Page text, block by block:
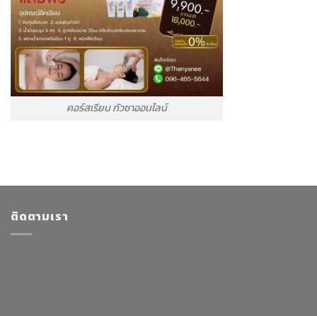
คอร์สเรียน กัวซาออนไลน์
ติดตามเรา